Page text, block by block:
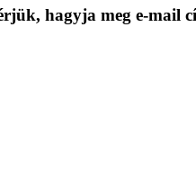
hagyja meg e-mail